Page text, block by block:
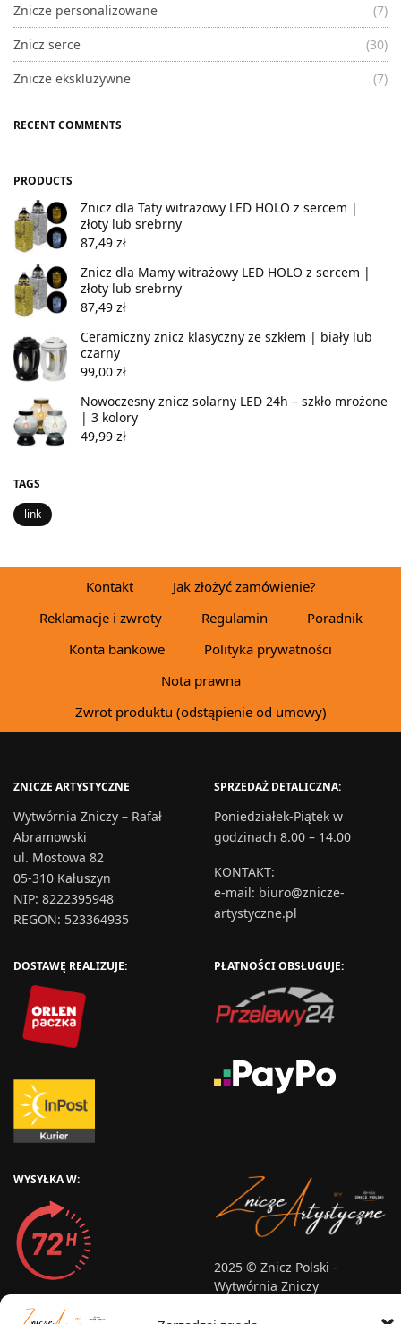
Znicze personalizowane
(7)
Znicz serce
(30)
Znicze ekskluzywne
(7)
RECENT COMMENTS
PRODUCTS
Znicz dla Taty witrażowy LED HOLO z sercem |
złoty lub srebrny
87,49 zł
Znicz dla Mamy witrażowy LED HOLO z sercem |
złoty lub srebrny
87,49 zł
Ceramiczny znicz klasyczny ze szkłem | biały lub
czarny
99,00 zł
Nowoczesny znicz solarny LED 24h – szkło mrożone
| 3 kolory
49,99 zł
TAGS
link
Kontakt
Jak złożyć zamówienie?
Reklamacje i zwroty
Regulamin
Poradnik
Konta bankowe
Polityka prywatności
Nota prawna
Zwrot produktu (odstąpienie od umowy)
ZNICZE ARTYSTYCZNE
Wytwórnia Zniczy – Rafał
Abramowski
ul. Mostowa 82
05-310 Kałuszyn
NIP: 8222395948
REGON: 523364935
SPRZEDAŻ DETALICZNA:
Poniedziałek-Piątek w
godzinach 8.00 – 14.00
KONTAKT:
e-mail: biuro@znicze-
artystyczne.pl
DOSTAWĘ REALIZUJE: PŁATNOŚCI OBSŁUGUJE:
WYSYŁKA W:
2025 © Znicz Polski -
Wytwórnia Zniczy